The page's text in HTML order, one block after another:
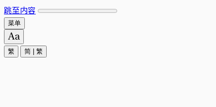
跳至内容
菜单
繁 简 繁